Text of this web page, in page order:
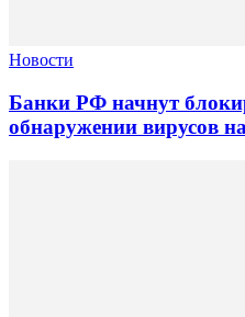
Новости
Банки РФ начнут
обнаружении вирусов